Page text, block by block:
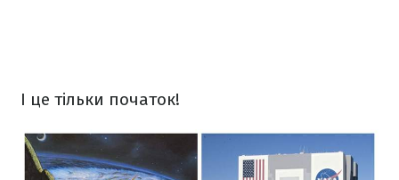
І це тільки початок!